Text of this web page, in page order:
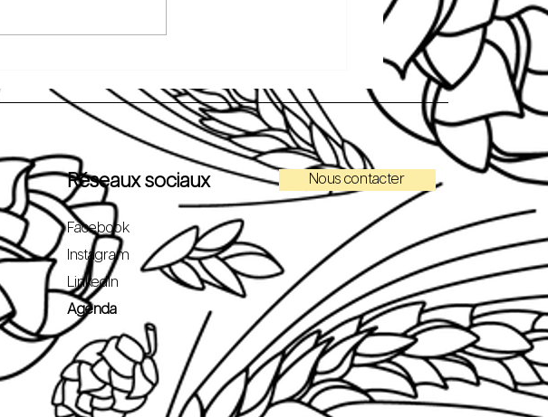
Réseaux sociaux
Facebook
Instagram
LinkedIn
Agenda
Nous contacter